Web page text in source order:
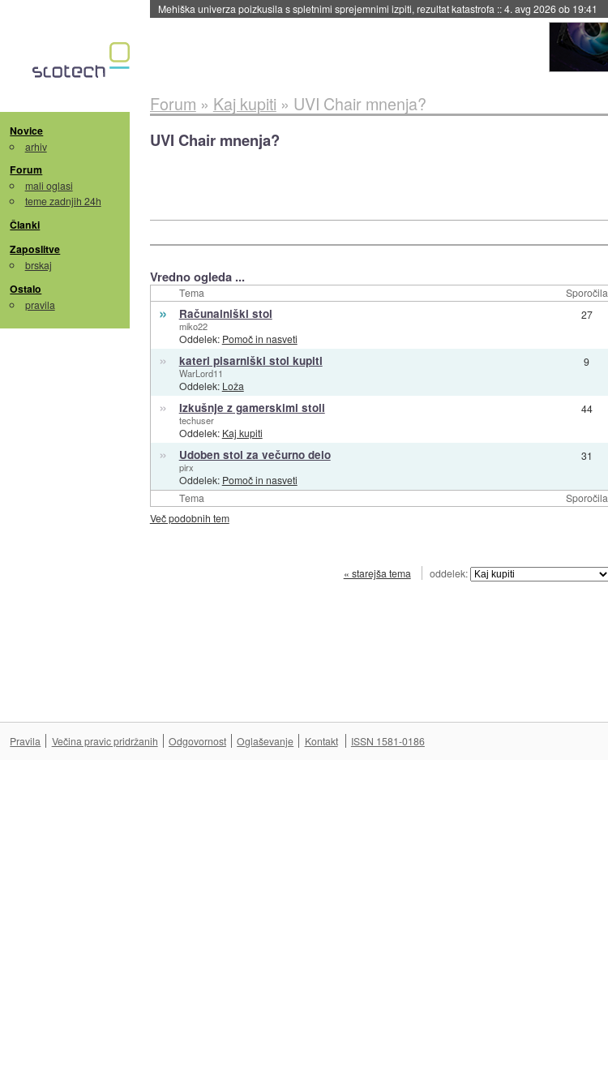
Mehiška univerza poizkusila s spletnimi sprejemnimi izpiti, rezultat katastrofa ::4. avg 2026 ob 19:41
Novice
arhiv
Forum
mali oglasi
teme zadnjih 24h
Članki
Zaposlitve
brskaj
Ostalo
pravila
Forum » Kaj kupiti » UVI Chair mnenja?
UVI Chair mnenja?
Vredno ogleda ...
Tema Sporočila
Tema Sporočila
» Računalniški stol
miko22
Oddelek: Pomoč in nasveti
27
» kateri pisarniški stol kupiti
WarLord11
Oddelek: Loža
9
» Izkušnje z gamerskimi stoli
techuser
Oddelek: Kaj kupiti
44
» Udoben stol za večurno delo
pirx
Oddelek: Pomoč in nasveti
31
Več podobnih tem
« starejša tema oddelek:
Pravila Večina pravic pridržanih Odgovornost Oglaševanje Kontakt ISSN 1581-0186